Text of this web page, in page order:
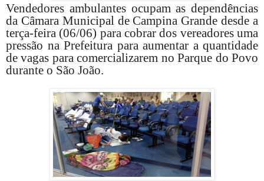
Vendedores ambulantes ocupam as dependências
da Câmara Municipal de Campina Grande desde a
terça-feira (06/06) para cobrar dos vereadores uma
pressão na Prefeitura para aumentar a quantidade
de vagas para comercializarem no Parque do Povo
durante o São João.